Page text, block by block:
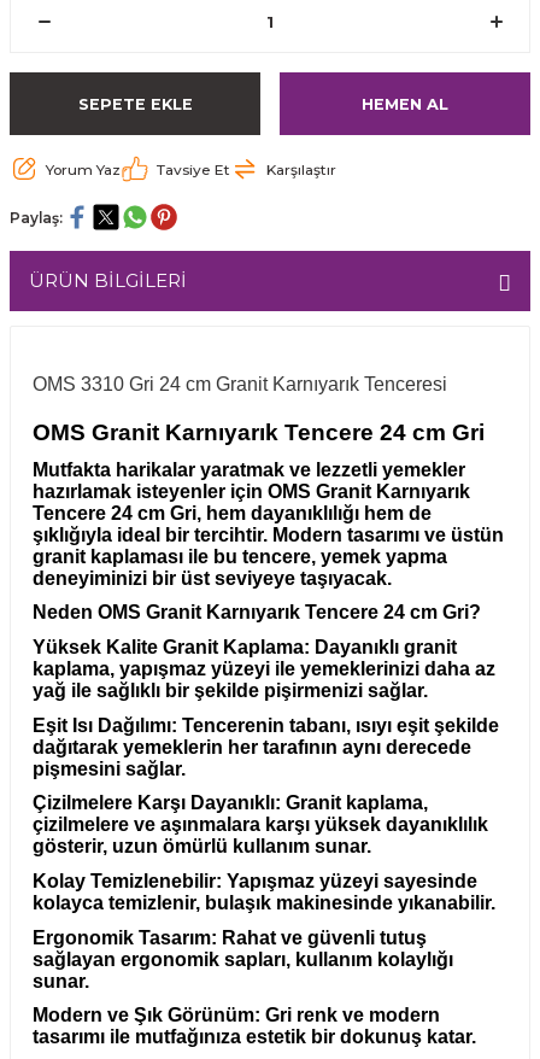
SEPETE EKLE HEMEN AL
Yorum Yaz Tavsiye Et Karşılaştır
Paylaş:
ÜRÜN BİLGİLERİ
OMS 3310 Gri 24 cm Granit Karnıyarık Tenceresi
OMS Granit Karnıyarık Tencere 24 cm Gri
Mutfakta harikalar yaratmak ve lezzetli yemekler
hazırlamak isteyenler için OMS Granit Karnıyarık
Tencere 24 cm Gri, hem dayanıklılığı hem de
şıklığıyla ideal bir tercihtir. Modern tasarımı ve üstün
granit kaplaması ile bu tencere, yemek yapma
deneyiminizi bir üst seviyeye taşıyacak.
Neden OMS Granit Karnıyarık Tencere 24 cm Gri?
Yüksek Kalite Granit Kaplama: Dayanıklı granit
kaplama, yapışmaz yüzeyi ile yemeklerinizi daha az
yağ ile sağlıklı bir şekilde pişirmenizi sağlar.
Eşit Isı Dağılımı: Tencerenin tabanı, ısıyı eşit şekilde
dağıtarak yemeklerin her tarafının aynı derecede
pişmesini sağlar.
Çizilmelere Karşı Dayanıklı: Granit kaplama,
çizilmelere ve aşınmalara karşı yüksek dayanıklılık
gösterir, uzun ömürlü kullanım sunar.
Kolay Temizlenebilir: Yapışmaz yüzeyi sayesinde
kolayca temizlenir, bulaşık makinesinde yıkanabilir.
Ergonomik Tasarım: Rahat ve güvenli tutuş
sağlayan ergonomik sapları, kullanım kolaylığı
sunar.
Modern ve Şık Görünüm: Gri renk ve modern
tasarımı ile mutfağınıza estetik bir dokunuş katar.